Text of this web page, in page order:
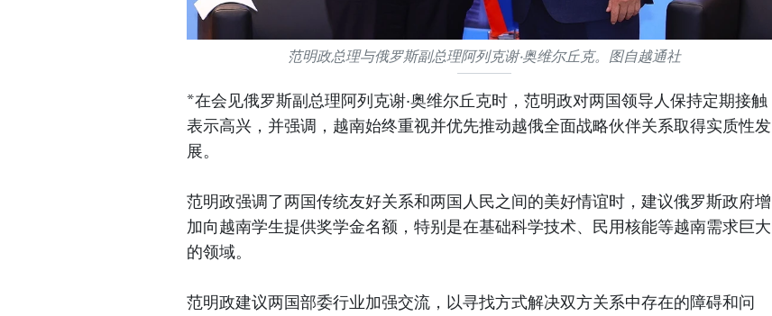
范明政总理与俄罗斯副总理阿列克谢·奥维尔丘克。图自越通社
*在会见俄罗斯副总理阿列克谢·奥维尔丘克时，范明政对两国领导人保持定期接触
表示高兴，并强调，越南始终重视并优先推动越俄全面战略伙伴关系取得实质性发
展。
范明政强调了两国传统友好关系和两国人民之间的美好情谊时，建议俄罗斯政府增
加向越南学生提供奖学金名额，特别是在基础科学技术、民用核能等越南需求巨大
的领域。
范明政建议两国部委行业加强交流，以寻找方式解决双方关系中存在的障碍和问